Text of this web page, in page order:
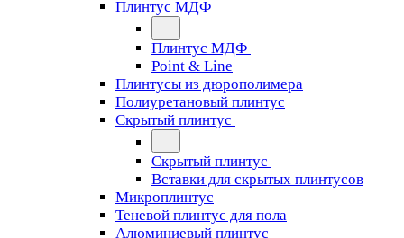
Плинтус МДФ
Плинтус МДФ
Point & Line
Плинтусы из дюрополимера
Полиуретановый плинтус
Скрытый плинтус
Скрытый плинтус
Вставки для скрытых плинтусов
Микроплинтус
Теневой плинтус для пола
Алюминиевый плинтус